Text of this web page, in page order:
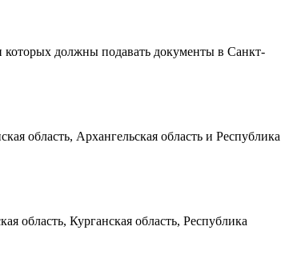
должны подавать документы в Санкт-
область, Архангельская область и Республика
область, Курганская область, Республика